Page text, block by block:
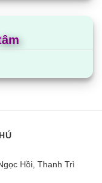
Hồi, Thanh Trì